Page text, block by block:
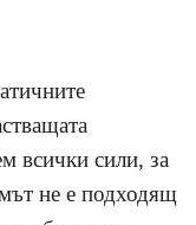
всички сили, за
не е подходящ